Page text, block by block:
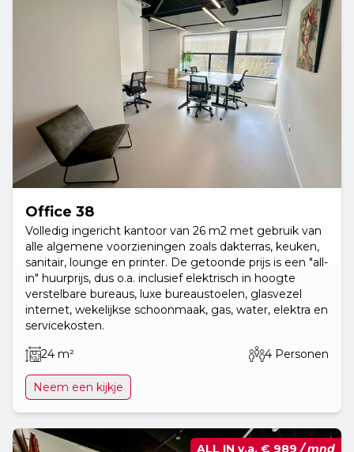
Office 38
Volledig ingericht kantoor van 26 m2 met gebruik van
alle algemene voorzieningen zoals dakterras, keuken,
sanitair, lounge en printer. De getoonde prijs is een "all-
in" huurprijs, dus o.a. inclusief elektrisch in hoogte
verstelbare bureaus, luxe bureaustoelen, glasvezel
internet, wekelijkse schoonmaak, gas, water, elektra en
servicekosten.
24 m²
4 Personen
Neem een kijkje
ALL IN v.a. € 989/ mnd